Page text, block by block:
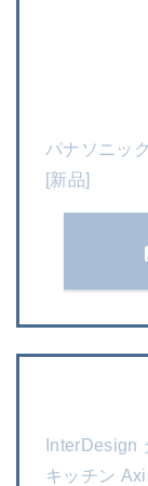
パナソニッ
[新品]
InterDesign
キッチン